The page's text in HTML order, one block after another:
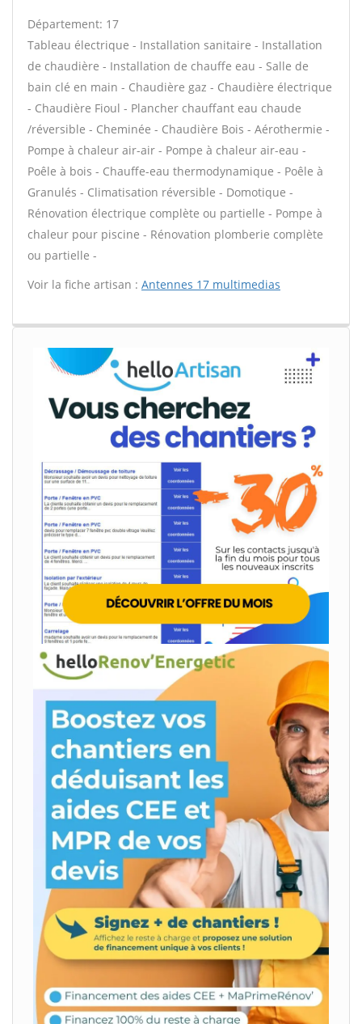
Département: 17
Tableau électrique - Installation sanitaire - Installation
de chaudière - Installation de chauffe eau - Salle de
bain clé en main - Chaudière gaz - Chaudière électrique
- Chaudière Fioul - Plancher chauffant eau chaude
/réversible - Cheminée - Chaudière Bois - Aérothermie -
Pompe à chaleur air-air - Pompe à chaleur air-eau -
Poêle à bois - Chauffe-eau thermodynamique - Poêle à
Granulés - Climatisation réversible - Domotique -
Rénovation électrique complète ou partielle - Pompe à
chaleur pour piscine - Rénovation plomberie complète
ou partielle -
Voir la fiche artisan : Antennes 17 multimedias